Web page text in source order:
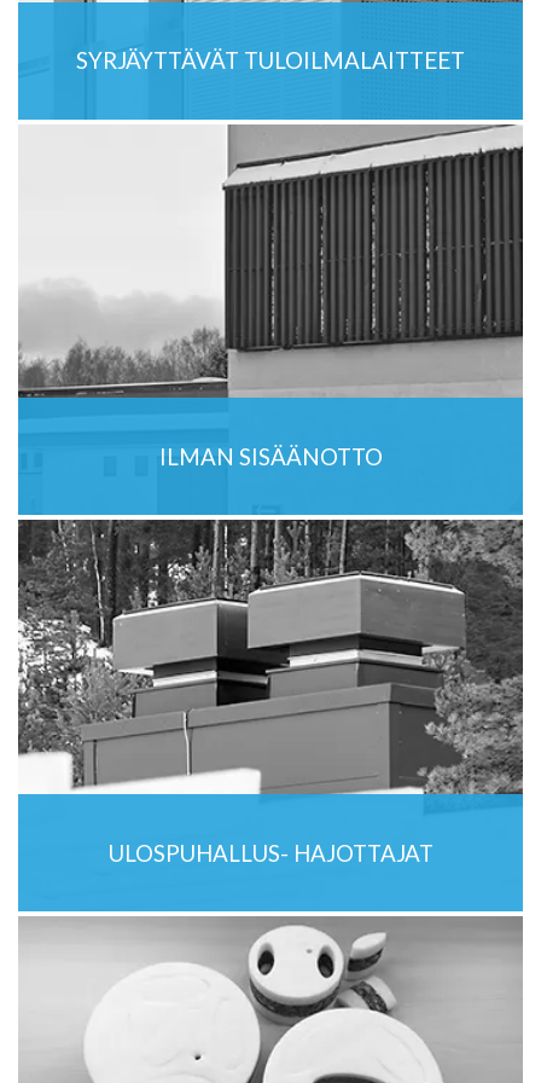
SYRJÄYTTÄVÄT TULOILMALAITTEET
ILMAN SISÄÄNOTTO
ULOSPUHALLUS- HAJOTTAJAT